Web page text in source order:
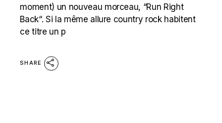
moment) un nouveau morceau, “Run Right
Back“. Si la même allure country rock habitent
ce titre un p
SHARE